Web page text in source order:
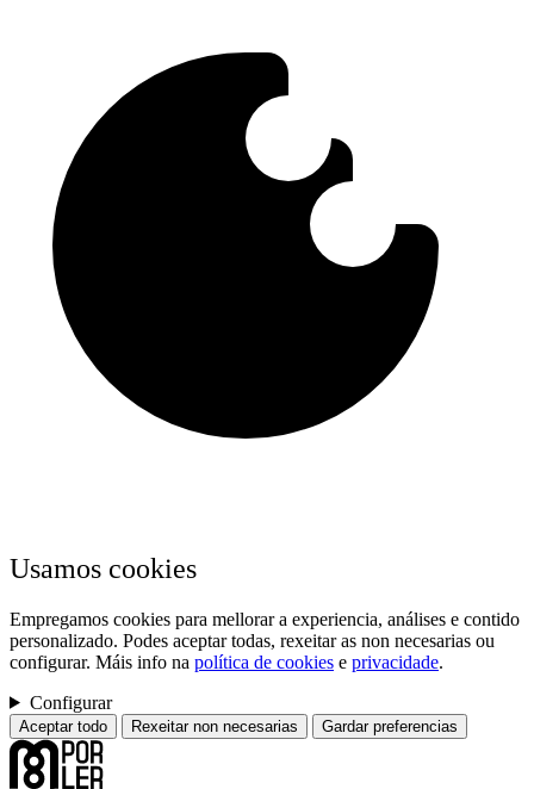
Usamos cookies
Empregamos cookies para mellorar a experiencia, análises e contido
personalizado. Podes aceptar todas, rexeitar as non necesarias ou
configurar. Máis info na política de cookies e privacidade.
Configurar
Aceptar todo Rexeitar non necesarias Gardar preferencias